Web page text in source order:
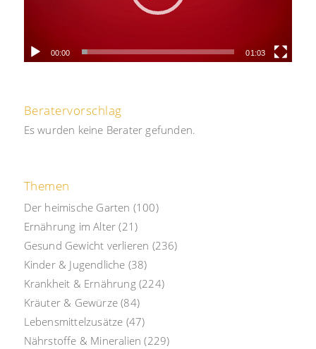
00:00 01:03
Beratervorschlag
Es wurden keine Berater gefunden.
Themen
Der heimische Garten (100)
Ernährung im Alter (21)
Gesund Gewicht verlieren (236)
Kinder & Jugendliche (38)
Krankheit & Ernährung(224)
Kräuter & Gewürze (84)
Lebensmittelzusätze (47)
Nährstoffe & Mineralien (229)